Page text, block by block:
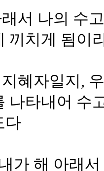
서 나의 수
끼치게 됨이
혜자일지,
나타내어 수
다
가 해 아래